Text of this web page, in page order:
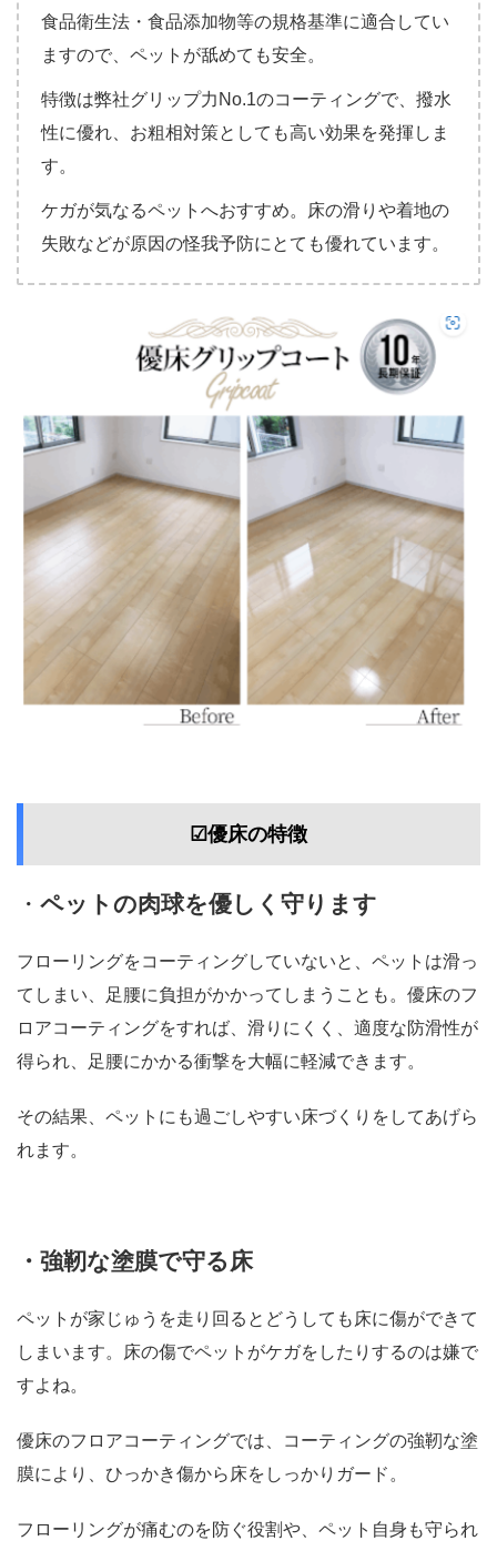
食品衛生法・食品添加物等の規格基準に適合してい
ますので、ペットが舐めても安全。
特徴は弊社グリップ力No.1のコーティングで、撥水
性に優れ、お粗相対策としても高い効果を発揮しま
す。
ケガが気なるペットへおすすめ。床の滑りや着地の
失敗などが原因の怪我予防にとても優れています。
☑優床の特徴
・ ペットの肉球を優しく守ります
フローリングをコーティングしていないと、ペットは滑っ
てしまい、足腰に負担がかかってしまうことも。優床のフ
ロアコーティングをすれば、滑りにくく、適度な防滑性が
得られ、足腰にかかる衝撃を大幅に軽減できます。
その結果、ペットにも過ごしやすい床づくりをしてあげら
れます。
・強靭な塗膜で守る床
ペットが家じゅうを走り回るとどうしても床に傷ができて
しまいます。床の傷でペットがケガをしたりするのは嫌で
すよね。
優床のフロアコーティングでは、コーティングの強靭な塗
膜により、ひっかき傷から床をしっかりガード。
フローリングが痛むのを防ぐ役割や、ペット自身も守られ